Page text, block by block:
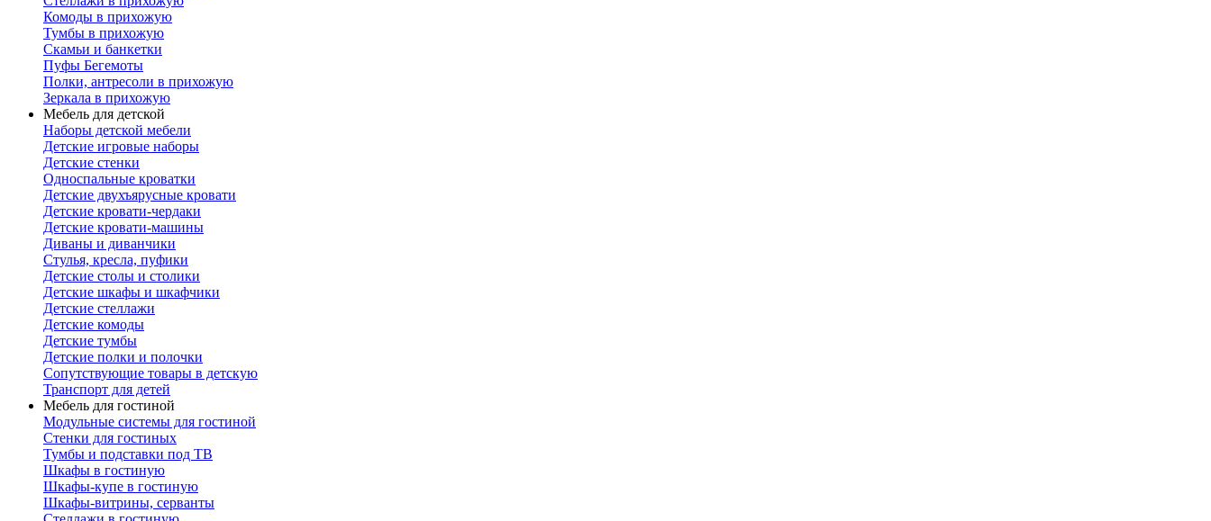
Комоды в прихожую
Тумбы в прихожую
Скамьи и банкетки
Пуфы Бегемоты
Полки, антресоли в прихожую
Зеркала в прихожую
Мебель для детской
Наборы детской мебели
Детские игровые наборы
Детские стенки
Односпальные кроватки
Детские двухъярусные кровати
Детские кровати-чердаки
Детские кровати-машины
Диваны и диванчики
Стулья, кресла, пуфики
Детские столы и столики
Детские шкафы и шкафчики
Детские стеллажи
Детские комоды
Детские тумбы
Детские полки и полочки
Сопутствующие товары в детскую
Транспорт для детей
Мебель для гостиной
Модульные системы для гостиной
Стенки для гостиных
Тумбы и подставки под ТВ
Шкафы в гостиную
Шкафы-купе в гостиную
Шкафы-витрины, серванты